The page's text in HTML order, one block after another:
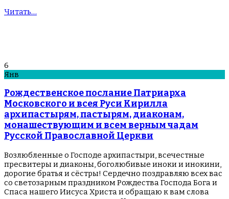
Читать…
6
Янв
Рождественское послание Патриарха
Московского и всея Руси Кирилла
архипастырям, пастырям, диаконам,
монашествующим и всем верным чадам
Русской Православной Церкви
Возлюбленные о Господе архипастыри, всечестные
пресвитеры и диаконы, боголюбивые иноки и инокини,
дорогие братья и сёстры! Сердечно поздравляю всех вас
со светозарным праздником Рождества Господа Бога и
Спаса нашего Иисуса Христа и обращаю к вам слова